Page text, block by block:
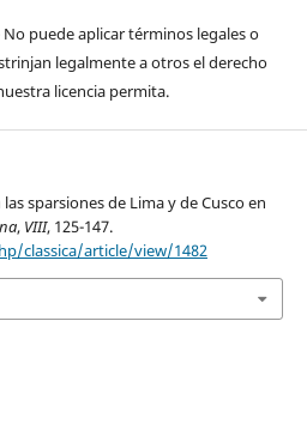
puede aplicar términos legales o
legalmente a otros el derecho
licencia permita.
sparsiones de Lima y de Cusco en
, VIII, 125-147.
classica/article/view/1482